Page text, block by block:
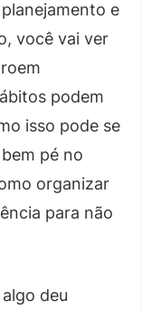
e
você vai ver
podem
isso pode se
pé no
organizar
para não
deu